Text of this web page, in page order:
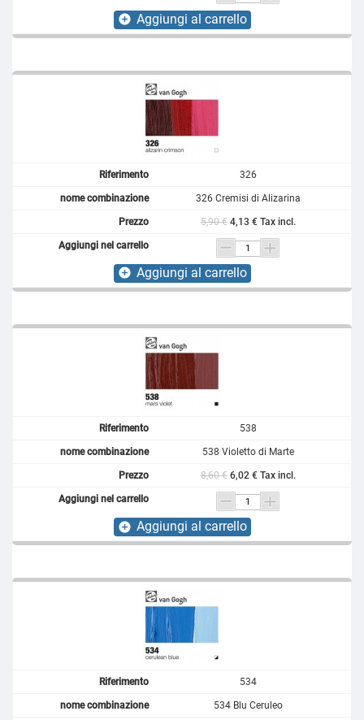
add_circle Aggiungi al carrello
326
326 Cremisi di Alizarina
5,90 € 4,13 € Tax incl.
add_circle Aggiungi al carrello
538
538 Violetto di Marte
8,60 € 6,02 € Tax incl.
add_circle Aggiungi al carrello
534
534 Blu Ceruleo